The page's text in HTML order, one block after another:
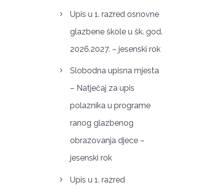
Upis u 1. razred osnovne
glazbene škole u šk. god.
2026.2027. – jesenski rok
Slobodna upisna mjesta
– Natječaj za upis
polaznika u programe
ranog glazbenog
obrazovanja djece –
jesenski rok
Upis u 1. razred